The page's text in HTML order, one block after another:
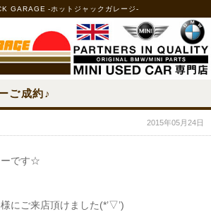
GARAGE -ホットジャックガレージ-
ご成約♪
2015年05月24日
ーです☆
にご来店頂けました(*’▽’)